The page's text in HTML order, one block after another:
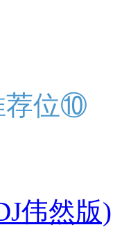
荐位⑩
伟然版)